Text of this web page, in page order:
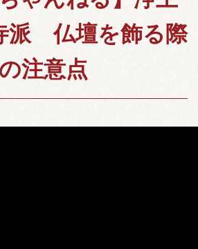
派 仏壇を飾る際
の注意点